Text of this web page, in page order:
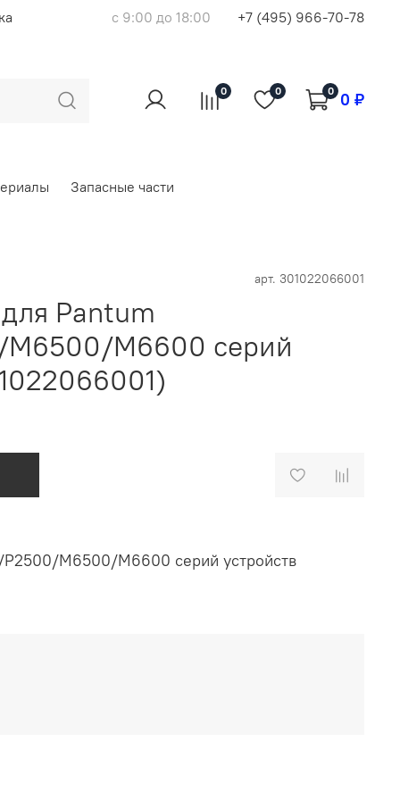
с 9:00 до 18:00 +7 (495) 966-70-78
0 0 0 0 ₽
Запасные части
арт. 301022066001
Pantum
M6600 серий
M6500/M6600 серий устройств